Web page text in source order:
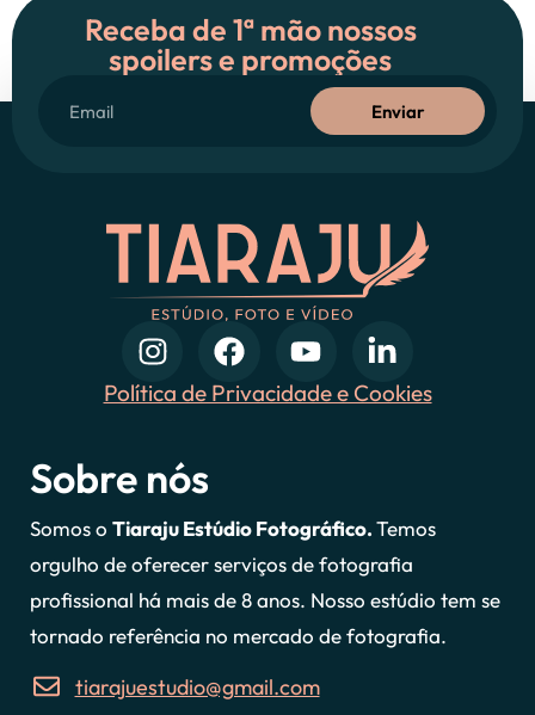
Receba de 1ª mão nossos
spoilers e promoções
Enviar
Política de Privacidade e Cookies
Sobre nós
Somos o Tiaraju Estúdio Fotográfico.Temos
orgulho de oferecer serviços de fotografia
profissional há mais de 8 anos. Nosso estúdio tem se
tornado referência no mercado de fotografia.
tiarajuestudio@gmail.com